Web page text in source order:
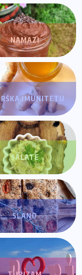
NAMAZI
IMUNITETU
SALATE
SLANO